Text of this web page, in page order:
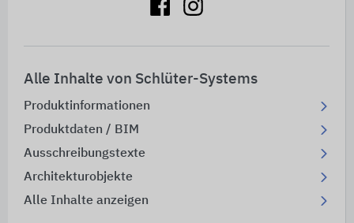
Alle Inhalte von Schlüter-Systems
Produktinformationen
Produktdaten / BIM
Ausschreibungstexte
Architekturobjekte
Alle Inhalte anzeigen